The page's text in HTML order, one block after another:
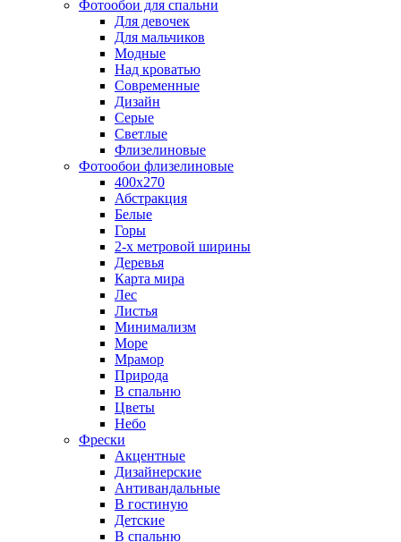
Фотообои для спальни
Для девочек
Для мальчиков
Модные
Над кроватью
Современные
Дизайн
Серые
Светлые
Флизелиновые
Фотообои флизелиновые
400х270
Абстракция
Белые
Горы
2-х метровой ширины
Деревья
Карта мира
Лес
Листья
Минимализм
Море
Мрамор
Природа
В спальню
Цветы
Небо
Фрески
Акцентные
Дизайнерские
Антивандальные
В гостиную
Детские
В спальню